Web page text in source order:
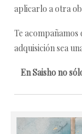
aplicarlo a otra
Te
adquisición sea
En Saisho no